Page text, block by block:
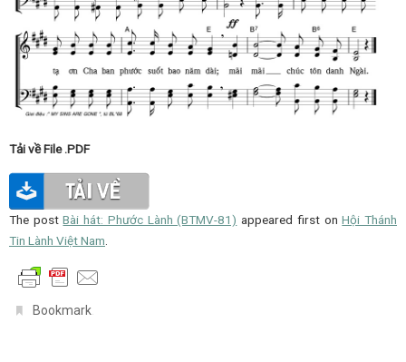
Tải về File .PDF
The postBài hát: Phước Lành (BTMV-81) appeared first onHội Thánh
Tin Lành Việt Nam
Bookmark